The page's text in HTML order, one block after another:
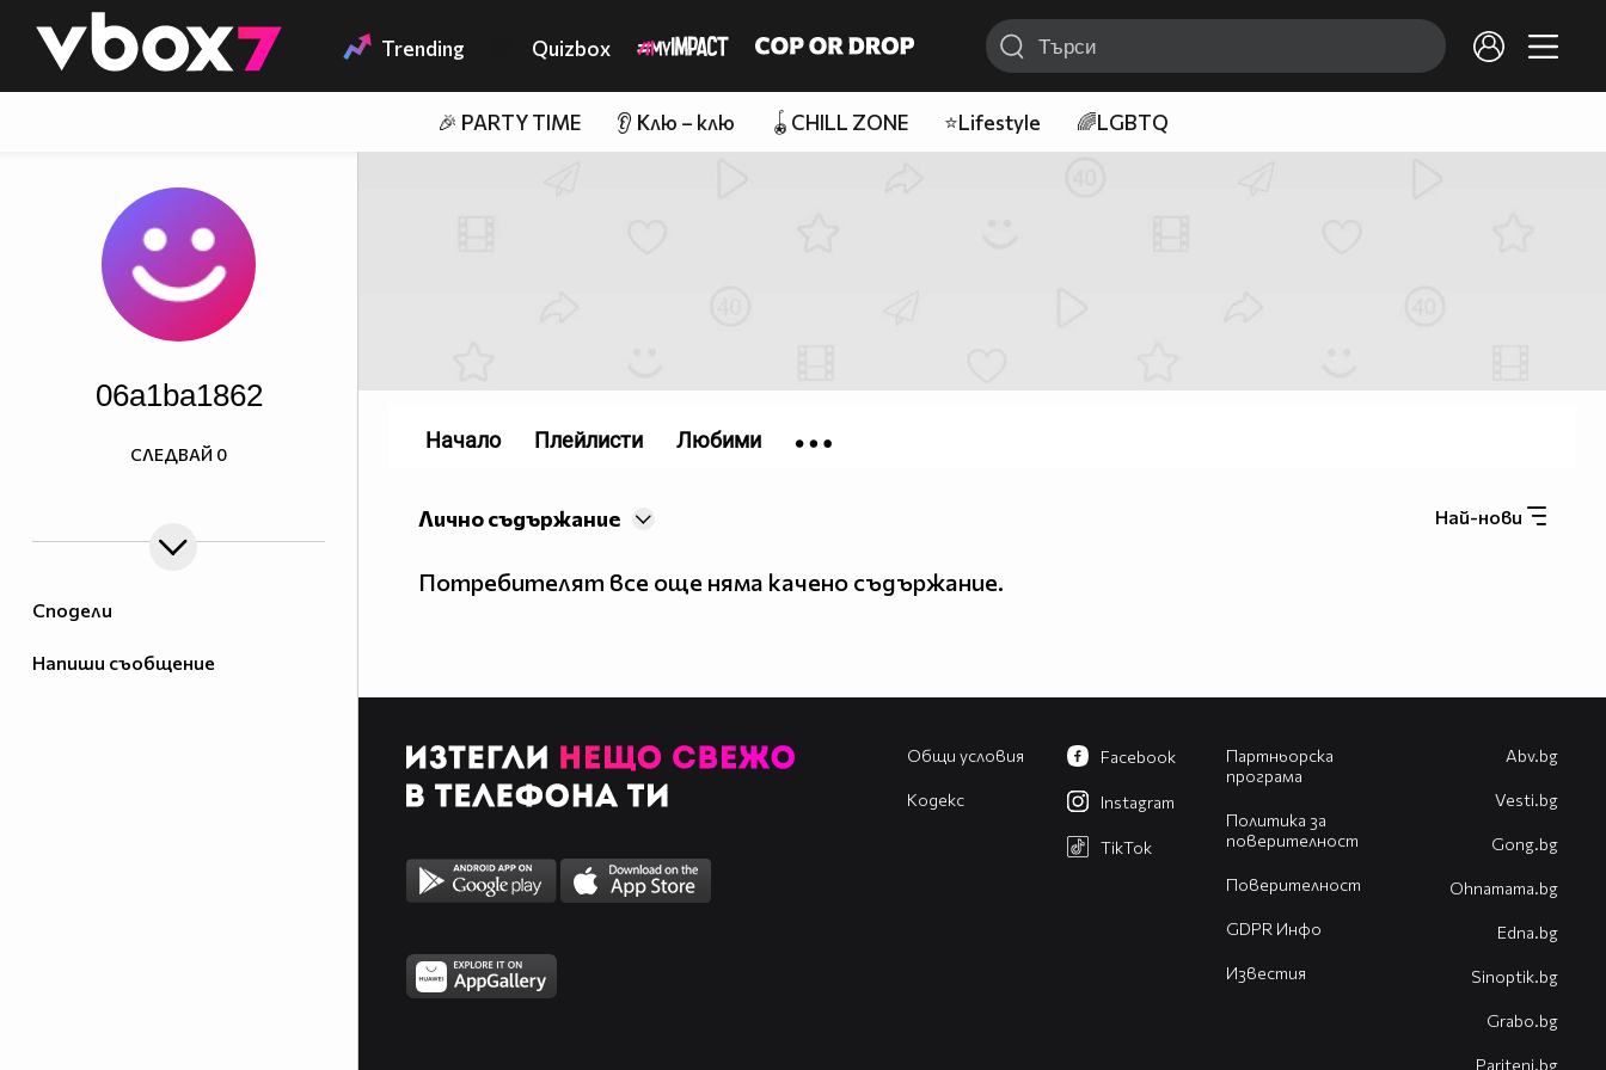
👾 Trending Quizbox
🎉 PARTY TIME 👂 Клю – клю 🪀CHILL ZONE ⭐Lifestyle 🌈LGBTQ
Сподели
Напиши съобщение
06a1ba1862
СЛЕДВАЙ 0
Най-нови
Лично съдържание
Потребителят все още няма качено съдържание.
Начало Плейлисти Любими
Общи условия
Кодекс
Партньорска
програма
Политика за
поверителност
Поверителност
GDPR Инфо
Известия
Facebook
Instagram
TikTok
Abv.bg
Vesti.bg
Gong.bg
Оhnamama.bg
Edna.bg
Sinoptik.bg
Grabo.bg
Pariteni.bg